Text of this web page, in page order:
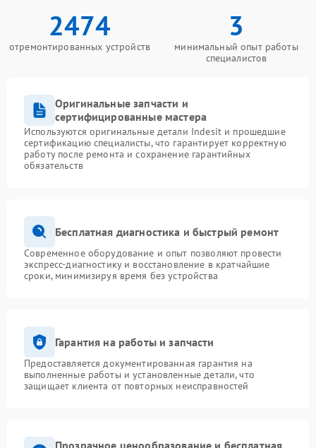
2474
отремонтированных устройств
3
минимальный опыт работы
специалистов
Оригинальные запчасти и
сертифицированные мастера
Используются оригинальные детали Indesit и прошедшие
сертификацию специалисты, что гарантирует корректную
работу после ремонта и сохранение гарантийных
обязательств
Бесплатная диагностика и быстрый ремонт
Современное оборудование и опыт позволяют провести
экспресс-диагностику и восстановление в кратчайшие
сроки, минимизируя время без устройства
Гарантия на работы и запчасти
Предоставляется документированная гарантия на
выполненные работы и установленные детали, что
защищает клиента от повторных неисправностей